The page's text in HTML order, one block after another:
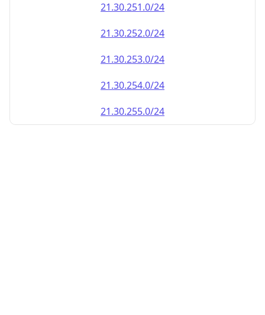
21.30.251.0/24
21.30.252.0/24
21.30.253.0/24
21.30.254.0/24
21.30.255.0/24